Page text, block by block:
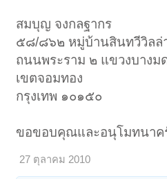
สมบุญ จงกลฐากร
๕๘/๘๖๒ หมู่บ้านสินทวีวิลล่
ถนนพระราม ๒ แขวงบางม
เขตจอมทอง
กรุงเทพ ๑๐๑๕๐
ขอขอบคุณและอนุโมทนาค
27 ตุลาคม 2010